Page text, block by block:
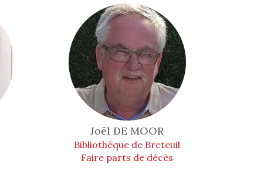
JoëlDE MOOR
Bibliothéque de Breteuil
Faire parts de décès